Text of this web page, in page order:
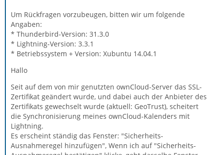
Um Rückfragen vorzubeugen, bitten wir um folgende
Angaben:
* Thunderbird-Version: 31.3.0
* Lightning-Version: 3.3.1
* Betriebssystem + Version: Xubuntu 14.04.1
Hallo
Seit auf dem von mir genutzten ownCloud-Server das SSL-
Zertifikat geändert wurde, und dabei auch der Anbieter des
Zertifikats gewechselt wurde (aktuell: GeoTrust), scheitert
die Synchronisierung meines ownCloud-Kalenders mit
Lightning.
Es erscheint ständig das Fenster: "Sicherheits-
Ausnahmeregel hinzufügen", Wenn ich auf "Sicherheits-